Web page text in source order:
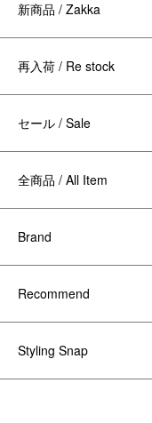
新商品 / Zakka
再入荷 / Re stock
セール / Sale
全商品 / All Item
Brand
Recommend
Styling Snap